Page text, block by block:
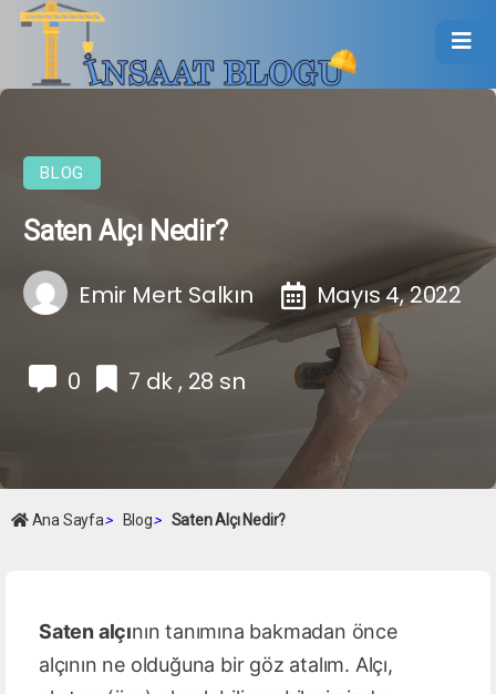
BLOG
Saten Alçı Nedir?
Emir Mert Salkın Mayıs 4, 2022
0 7 dk , 28 sn
Ana Sayfa> Blog> Saten Alçı Nedir?
Saten alçının tanımına bakmadan önce
alçının ne olduğuna bir göz atalım. Alçı,